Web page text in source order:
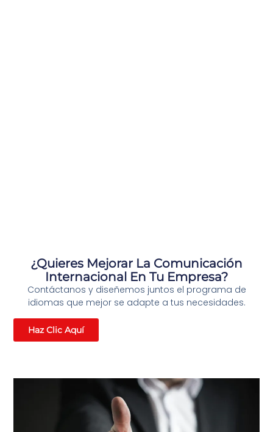
¿Quieres Mejorar La Comunicación
Internacional En Tu Empresa?
Contáctanos y diseñemos juntos el programa de
idiomas que mejor se adapte a tus necesidades.
Haz Clic Aquí